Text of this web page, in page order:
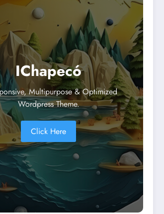
IChapecó
Multipurpose & Optimized
Wordpress Theme.
Click Here